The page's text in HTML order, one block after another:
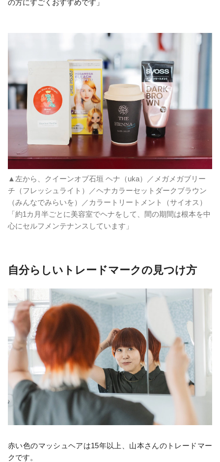
の方にすごくおすすめです」
▲左から、クイーンオブ石垣 ヘナ（uka）／メガメガブリー
チ（フレッシュライト）／ヘナカラーセットダークブラウン
（みんなでみらいを）／カラートリートメント（サイオス）
「約1カ月半ごとに美容室でヘナをして、間の期間は根本を中
心にセルフメンテナンスしています」
自分らしいトレードマークの見つけ方
赤い色のマッシュヘアは15年以上、山本さんのトレードマー
クです。